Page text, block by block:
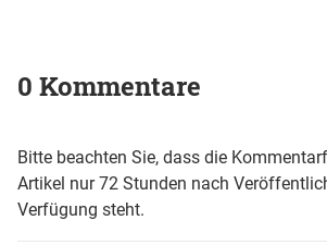
0 Kommentare
Bitte beachten Sie, dass die
Artikel nur 72 Stunden nach
Verfügung steht.